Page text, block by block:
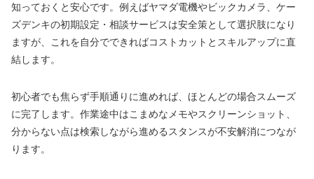
知っておくと安心です。例えばヤマダ電機やビックカメラ、ケー
ズデンキの初期設定・相談サービスは安全策として選択肢になり
ますが、これを自分でできればコストカットとスキルアップに直
結します。
初心者でも焦らず手順通りに進めれば、ほとんどの場合スムーズ
に完了します。作業途中はこまめなメモやスクリーンショット、
分からない点は検索しながら進めるスタンスが不安解消につなが
ります。